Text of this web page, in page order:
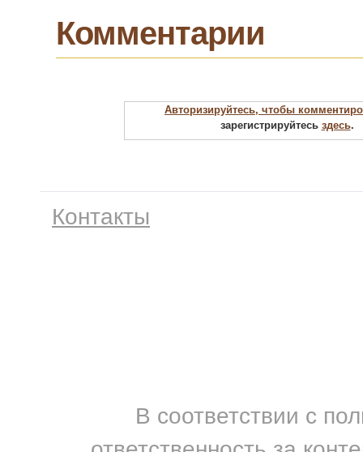
Комментарии
Авторизируйтесь, чтобы
зарегистрируйтесь здесь.
Контакты
В соответствии с